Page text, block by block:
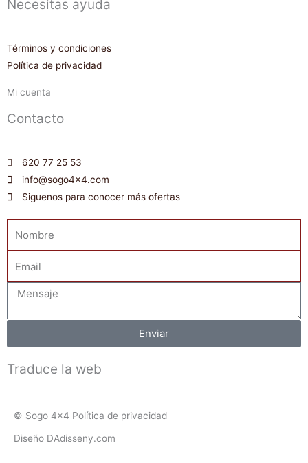
Necesitas ayuda
Términos y condiciones
Política de privacidad
Mi cuenta
Contacto
620 77 25 53
info@sogo4x4.com
Siguenos para conocer más ofertas
Mensaje
Enviar
Traduce la web
© Sogo 4x4 Política de privacidad
Diseño DAdisseny.com